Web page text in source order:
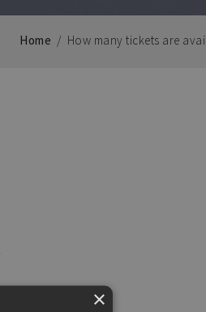
Home / How many tickets are
×